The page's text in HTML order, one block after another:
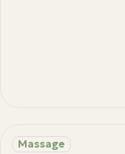
Massage